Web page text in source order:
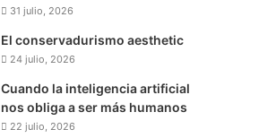
31 julio, 2026
El conservadurismo aesthetic
24 julio, 2026
Cuando la inteligencia artificial
nos obliga a ser más humanos
22 julio, 2026